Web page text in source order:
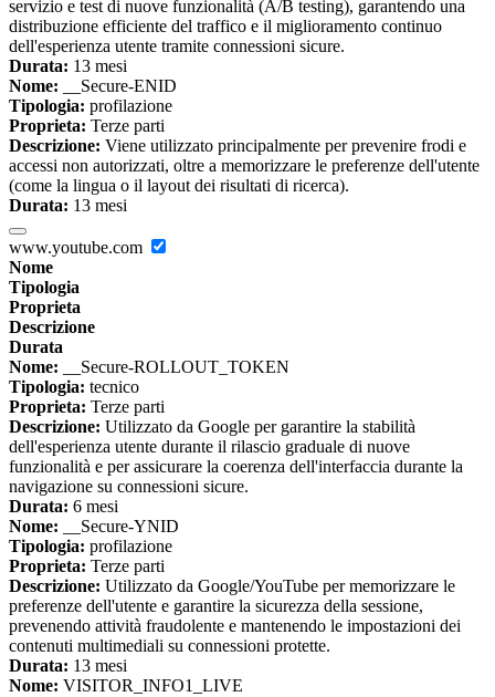
servizio e test di nuove funzionalità (A/B testing), garantendo una
distribuzione efficiente del traffico e il miglioramento continuo
dell'esperienza utente tramite connessioni sicure.
Durata: 13 mesi
Nome: __Secure-ENID
Tipologia: profilazione
Proprieta: Terze parti
Descrizione: Viene utilizzato principalmente per prevenire frodi e
accessi non autorizzati, oltre a memorizzare le preferenze dell'utente
(come la lingua o il layout dei risultati di ricerca).
Durata: 13 mesi
www.youtube.com
Nome
Tipologia
Proprieta
Descrizione
Durata
Nome: __Secure-ROLLOUT_TOKEN
Tipologia: tecnico
Proprieta: Terze parti
Descrizione: Utilizzato da Google per garantire la stabilità
dell'esperienza utente durante il rilascio graduale di nuove
funzionalità e per assicurare la coerenza dell'interfaccia durante la
navigazione su connessioni sicure.
Durata: 6 mesi
Nome: __Secure-YNID
Tipologia: profilazione
Proprieta: Terze parti
Descrizione: Utilizzato da Google/YouTube per memorizzare le
preferenze dell'utente e garantire la sicurezza della sessione,
prevenendo attività fraudolente e mantenendo le impostazioni dei
contenuti multimediali su connessioni protette.
Durata: 13 mesi
Nome: VISITOR_INFO1_LIVE